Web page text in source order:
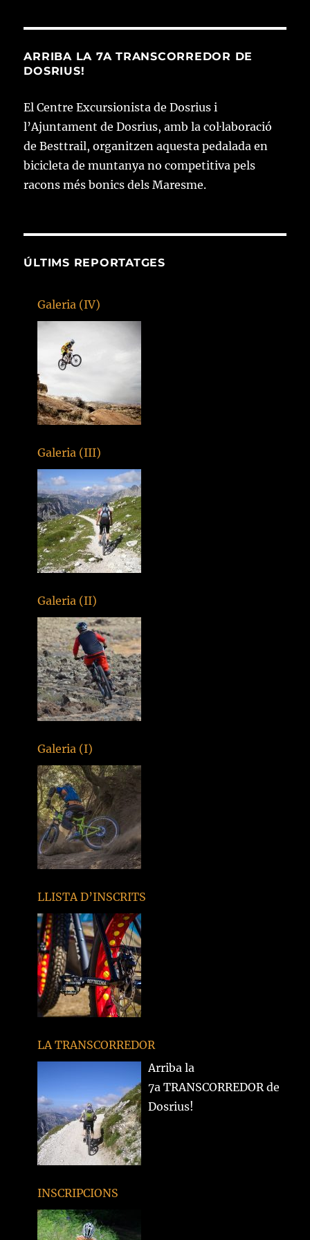
ARRIBA LA 7A TRANSCORREDOR DE
DOSRIUS!
El Centre Excursionista de Dosrius i
l’Ajuntament de Dosrius, amb la col·laboració
de Besttrail, organitzen aquesta pedalada en
bicicleta de muntanya no competitiva pels
racons més bonics dels Maresme.
ÚLTIMS REPORTATGES
Galeria (IV)
Galeria (III)
Galeria (II)
Galeria (I)
LLISTA D’INSCRITS
LA TRANSCORREDOR
Arriba la
7a TRANSCORREDOR de
Dosrius!
INSCRIPCIONS